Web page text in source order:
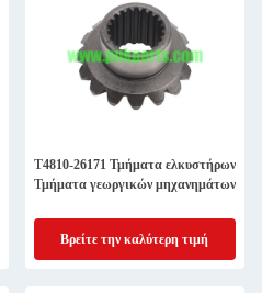
Τ4810-26171 Τμήματα ελκυστήρων
Τμήματα γεωργικών μηχανημάτων
Βρείτε την καλύτερη τιμή